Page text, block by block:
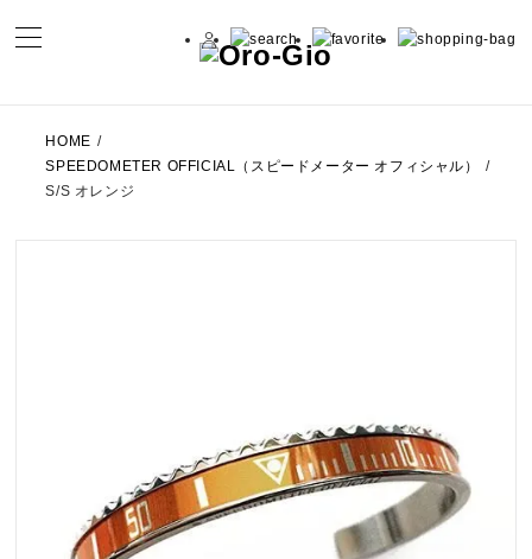
HOME /
SPEEDOMETER OFFICIAL（スピードメーター オフィシャル）
/
S/S オレンジ